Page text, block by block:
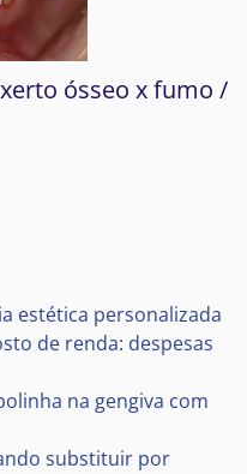
ósseo x fumo /
estética personalizada
de renda: despesas
na gengiva com
substituir por